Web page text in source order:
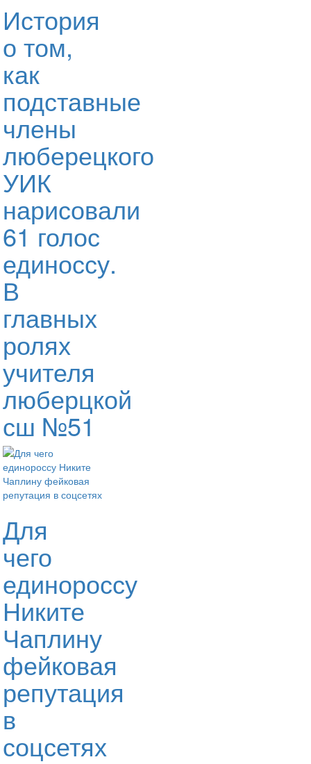
История
о том,
как
подставные
члены
люберецкого
УИК
нарисовали
61 голос
единоссу.
В
главных
ролях
учителя
люберцкой
сш №51
Для
чего
единороссу
Никите
Чаплину
фейковая
репутация
в
соцсетях